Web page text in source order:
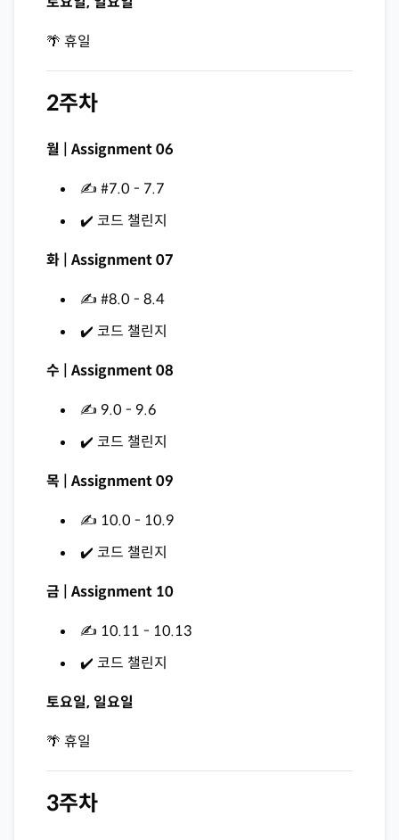
🌴 휴일
2주차
월 | Assignment 06
✍️ #7.0 - 7.7
✔️ 코드 챌린지
화 | Assignment 07
✍️ #8.0 - 8.4
✔️ 코드 챌린지
수 | Assignment 08
✍️ 9.0 - 9.6
✔️ 코드 챌린지
목 | Assignment 09
✍️ 10.0 - 10.9
✔️ 코드 챌린지
금 | Assignment 10
✍️ 10.11 - 10.13
✔️ 코드 챌린지
토요일, 일요일
🌴 휴일
3주차